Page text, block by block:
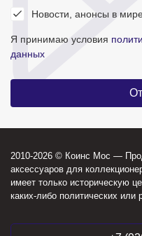
Новости, анонсы в
Я принимаю условия
данных
2010-2026 © Коинс Мос —
аксессуаров для
имеет только историческую
каких-либо политических или